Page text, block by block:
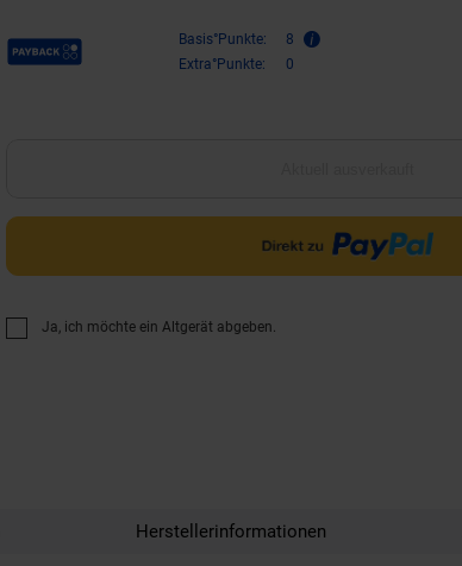
Payback Punkte Basis°Punkte:
8
Extra°Punkte:
0
Ja, ich möchte ein Altgerät abgeben.
Herstellerinformationen